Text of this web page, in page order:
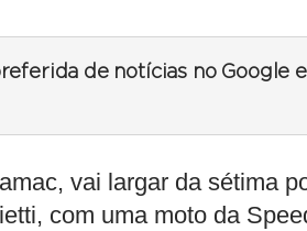
de notícias no Google e
vai largar da sétima
com uma moto da